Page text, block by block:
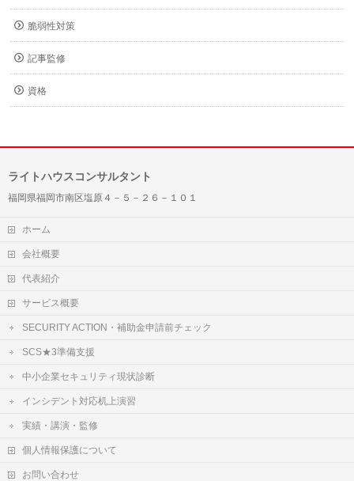
脆弱性対策
記事監修
資格
ライトハウスコンサルタント
福岡県福岡市南区塩原４－５－２６－１０１
ホーム
会社概要
代表紹介
サービス概要
SECURITY ACTION・補助金申請前チェック
SCS★3準備支援
中小企業セキュリティ現状診断
インシデント対応机上演習
実績・講演・監修
個人情報保護について
お問い合わせ